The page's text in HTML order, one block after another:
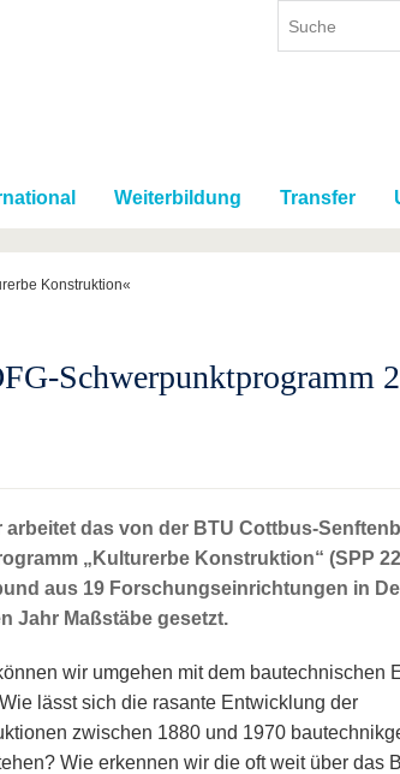
Weiterbildung Transfer
Konstruktion«
Schwerpunktprogramm
arbeitet das von der BTU Cottbus-
„Kulturerbe Konstruktion“ (SPP
aus 19 Forschungseinrichtungen in
Jahr Maßstäbe gesetzt.
wir umgehen mit dem bautechnischen
lässt sich die rasante Entwicklung der
zwischen 1880 und 1970
Wie erkennen wir die oft weit über das